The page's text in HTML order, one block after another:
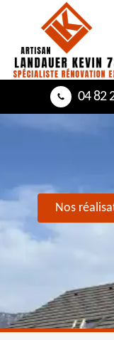
04 82
Nos